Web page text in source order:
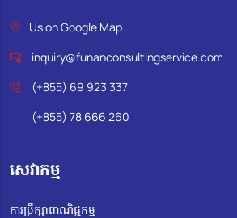
Us on Google Map
inquiry@funanconsultingservice.com
(+855) 69 923 337
(+855) 78 666 260
សេវាកម្ម
ការប្រឹក្សាពាណិជ្ជកម្ម